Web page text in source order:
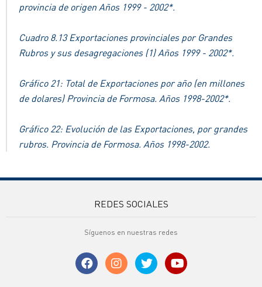
provincia de origen Años 1999 - 2002*.
Cuadro 8.13 Exportaciones provinciales por Grandes
Rubros y sus desagregaciones (1) Años 1999 - 2002*.
Gráfico 21: Total de Exportaciones por año (en millones
de dolares) Provincia de Formosa. Años 1998-2002*.
Gráfico 22: Evolución de las Exportaciones, por grandes
rubros. Provincia de Formosa. Años 1998-2002.
REDES SOCIALES
Síguenos en nuestras redes